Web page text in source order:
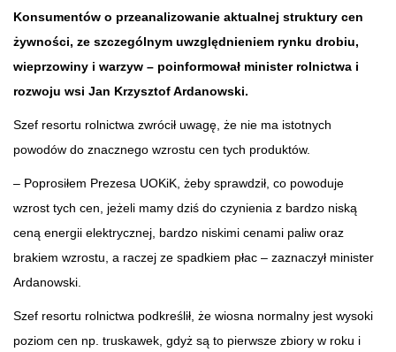
Konsumentów o przeanalizowanie aktualnej struktury cen
żywności, ze szczególnym uwzględnieniem rynku drobiu,
wieprzowiny i warzyw – poinformował minister rolnictwa i
rozwoju wsi Jan Krzysztof Ardanowski.
Szef resortu rolnictwa zwrócił uwagę, że nie ma istotnych
powodów do znacznego wzrostu cen tych produktów.
– Poprosiłem Prezesa UOKiK, żeby sprawdził, co powoduje
wzrost tych cen, jeżeli mamy dziś do czynienia z bardzo niską
ceną energii elektrycznej, bardzo niskimi cenami paliw oraz
brakiem wzrostu, a raczej ze spadkiem płac – zaznaczył minister
Ardanowski.
Szef resortu rolnictwa podkreślił, że wiosna normalny jest wysoki
poziom cen np. truskawek, gdyż są to pierwsze zbiory w roku i